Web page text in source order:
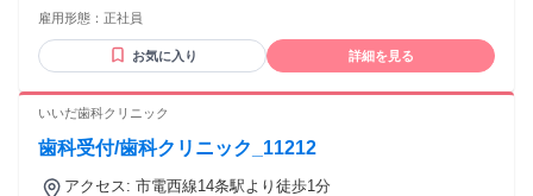
期間の条件：本採用と同じ
護師の性質上）
雇用形態： 正社員
お気に入り 詳細を見る
いいだ歯科クリニック
歯科受付/歯科クリニック_11212
アクセス: 市電西線14条駅より徒歩1分